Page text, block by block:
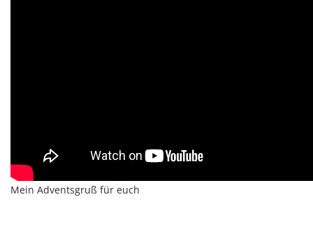
Mein Adventsgruß für euch